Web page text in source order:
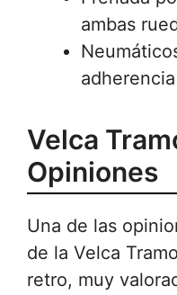
ambas
adherencia
Velca
Opiniones
Una de las
de la Velca
retro, muy